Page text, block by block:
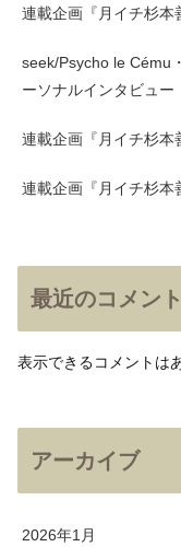
連載企画『月イチ杉本
seek/Psycho le Cému
ーソナルインタビュー
連載企画『月イチ杉本
連載企画『月イチ杉本
最近のコメント
表示できるコメントは
アーカイブ
2026年1月